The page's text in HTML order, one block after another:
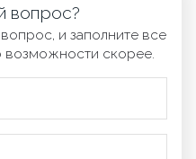
вопрос?
и заполните все
возможности скорее.